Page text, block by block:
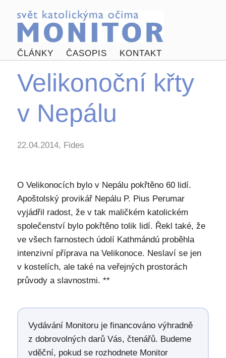
ČLÁNKY ČASOPIS KONTAKT
Velikonoční křty
v Nepálu
22.04.2014, Fides
O Velikonocích bylo v Nepálu pokřtěno 60 lidí.
Apoštolský provikář Nepálu P. Pius Perumar
vyjádřil radost, že v tak maličkém katolickém
společenství bylo pokřtěno tolik lidí. Řekl také, že
ve všech farnostech údolí Kathmándú proběhla
intenzivní příprava na Velikonoce. Neslaví se jen
v kostelích, ale také na veřejných prostorách
průvody a slavnostmi. **
Vydávání Monitoru je financováno výhradně
z dobrovolných darů Vás, čtenářů. Budeme
vděční, pokud se rozhodnete Monitor